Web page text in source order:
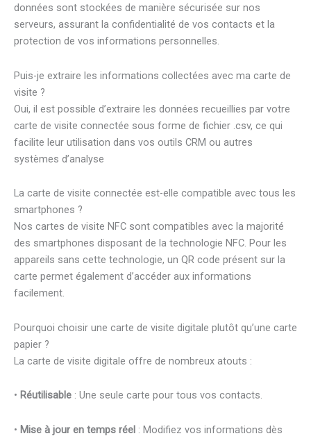
données sont stockées de manière sécurisée sur nos
serveurs, assurant la confidentialité de vos contacts et la
protection de vos informations personnelles.
Puis-je extraire les informations collectées avec ma carte de
visite ?
Oui, il est possible d’extraire les données recueillies par votre
carte de visite connectée sous forme de fichier .csv, ce qui
facilite leur utilisation dans vos outils CRM ou autres
systèmes d’analyse
La carte de visite connectée est-elle compatible avec tous les
smartphones ?
Nos cartes de visite NFC sont compatibles avec la majorité
des smartphones disposant de la technologie NFC. Pour les
appareils sans cette technologie, un QR code présent sur la
carte permet également d’accéder aux informations
facilement.
Pourquoi choisir une carte de visite digitale plutôt qu’une carte
papier ?
La carte de visite digitale offre de nombreux atouts :
• Réutilisable : Une seule carte pour tous vos contacts.
• Mise à jour en temps réel : Modifiez vos informations dès